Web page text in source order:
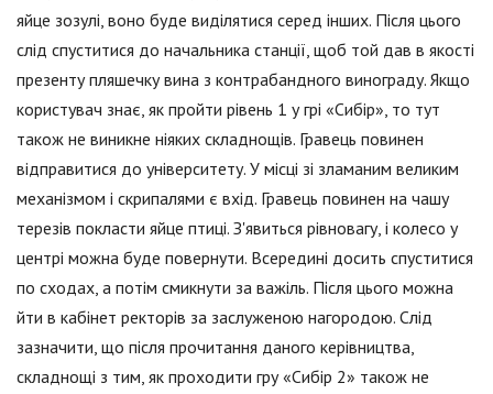
яйце зозулі, воно буде виділятися серед інших. Після цього
слід спуститися до начальника станції, щоб той дав в якості
презенту пляшечку вина з контрабандного винограду. Якщо
користувач знає, як пройти рівень 1 у грі «Сибір», то тут
також не виникне ніяких складнощів. Гравець повинен
відправитися до університету. У місці зі зламаним великим
механізмом і скрипалями є вхід. Гравець повинен на чашу
терезів покласти яйце птиці. З'явиться рівновагу, і колесо у
центрі можна буде повернути. Всередині досить спуститися
по сходах, а потім смикнути за важіль. Після цього можна
йти в кабінет ректорів за заслуженою нагородою. Слід
зазначити, що після прочитання даного керівництва,
складнощі з тим, як проходити гру «Сибір 2» також не